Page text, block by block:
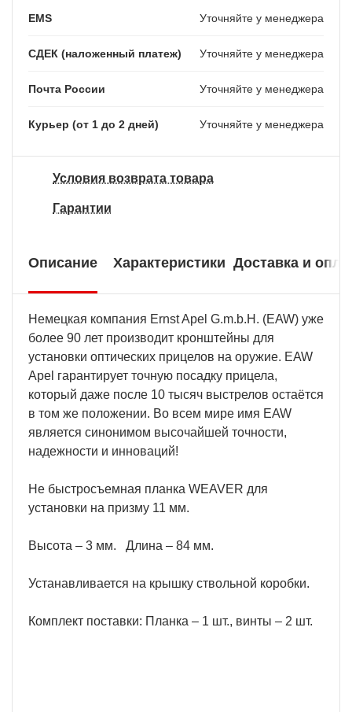
EMS Уточняйте у менеджера
СДЕК (наложенный платеж) Уточняйте у менеджера
Почта России Уточняйте у менеджера
Курьер (от 1 до 2 дней) Уточняйте у менеджера
Условия возврата товара
Гарантии
Описание Характеристики Доставка и
Немецкая компания Ernst Apel G.m.b.H. (EAW) уже
более 90 лет производит кронштейны для
установки оптических прицелов на оружие. EAW
Apel гарантирует точную посадку прицела,
который даже после 10 тысяч выстрелов остаётся
в том же положении. Во всем мире имя EAW
является синонимом высочайшей точности,
надежности и инноваций!
Не быстросъемная планка WEAVER для
установки на призму 11 мм.
Высота – 3 мм. Длина – 84 мм.
Устанавливается на крышку ствольной коробки.
Комплект поставки: Планка – 1 шт., винты – 2 шт.